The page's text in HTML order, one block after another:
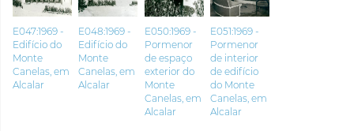
E047:1969 -
Edifício do
Monte
Canelas, em
Alcalar
E048:1969 -
Edifício do
Monte
Canelas, em
Alcalar
E050:1969 -
Pormenor
de espaço
exterior do
Monte
Canelas, em
Alcalar
E051:1969 -
Pormenor
de interior
de edifício
do Monte
Canelas, em
Alcalar